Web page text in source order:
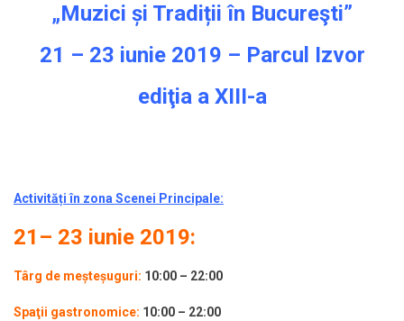
„Muzici și Tradiții în Bucureşti”
21 – 23 iunie 2019 – Parcul Izvor
ediţia a XIII-a
Activități în zona Scenei Principale:
21– 23 iunie 2019:
Târg de meșteșuguri: 10:00 – 22:00
Spaţii gastronomice: 10:00 – 22:00